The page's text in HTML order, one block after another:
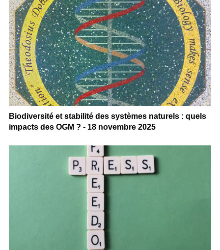
Biodiversité et stabilité des systèmes naturels : quels
impacts des OGM ? - 18 novembre 2025